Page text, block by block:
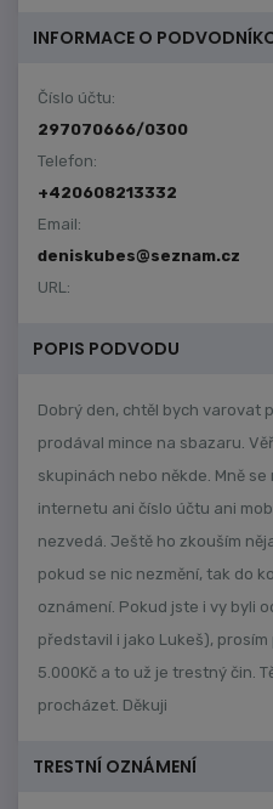
INFORMACE O
Číslo účtu:
297070666/0300
Telefon:
+420608213332
Email:
deniskubes@seznam.cz
URL:
POPIS PODVODU
Dobrý den, chtěl bych varovat
prodával mince na sbazaru.
skupinách nebo někde. Mně
internetu ani číslo účtu ani
nezvedá. Ještě ho zkouším
pokud se nic nezmění, tak do
oznámení. Pokud jste i vy byli
představil i jako Lukeš),
5.000Kč a to už je trestný čin.
procházet. Děkuji
TRESTNÍ OZNÁMENÍ